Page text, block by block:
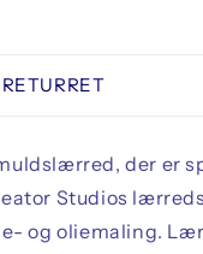
der er
Studios
og oliemaling.